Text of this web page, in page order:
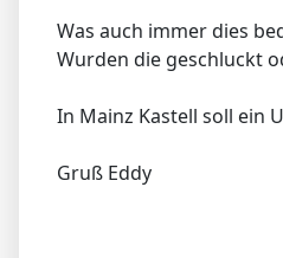
Was auch immer dies
Wurden die geschluckt
In Mainz Kastell soll ein
Gruß Eddy